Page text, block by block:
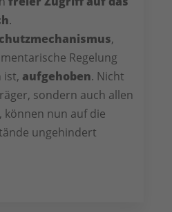
.
,
Regelung
ist, aufgehoben. Nicht
sondern auch allen
können nun auf die
ungehindert